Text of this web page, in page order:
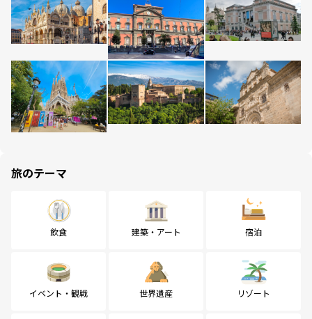
旅のテーマ
飲食 建築・アート 宿泊
イベント・観戦 世界遺産 リゾート